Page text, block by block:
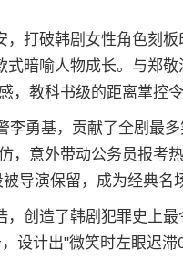
，打破韩剧女性角色刻
式暗喻人物成长。与郑
，教科书级的距离掌控令
李勇基，贡献了全剧最
，意外带动公务员报考
导演保留，成为经典名
创造了韩剧犯罪史上最
设计出"微笑时左眼迟